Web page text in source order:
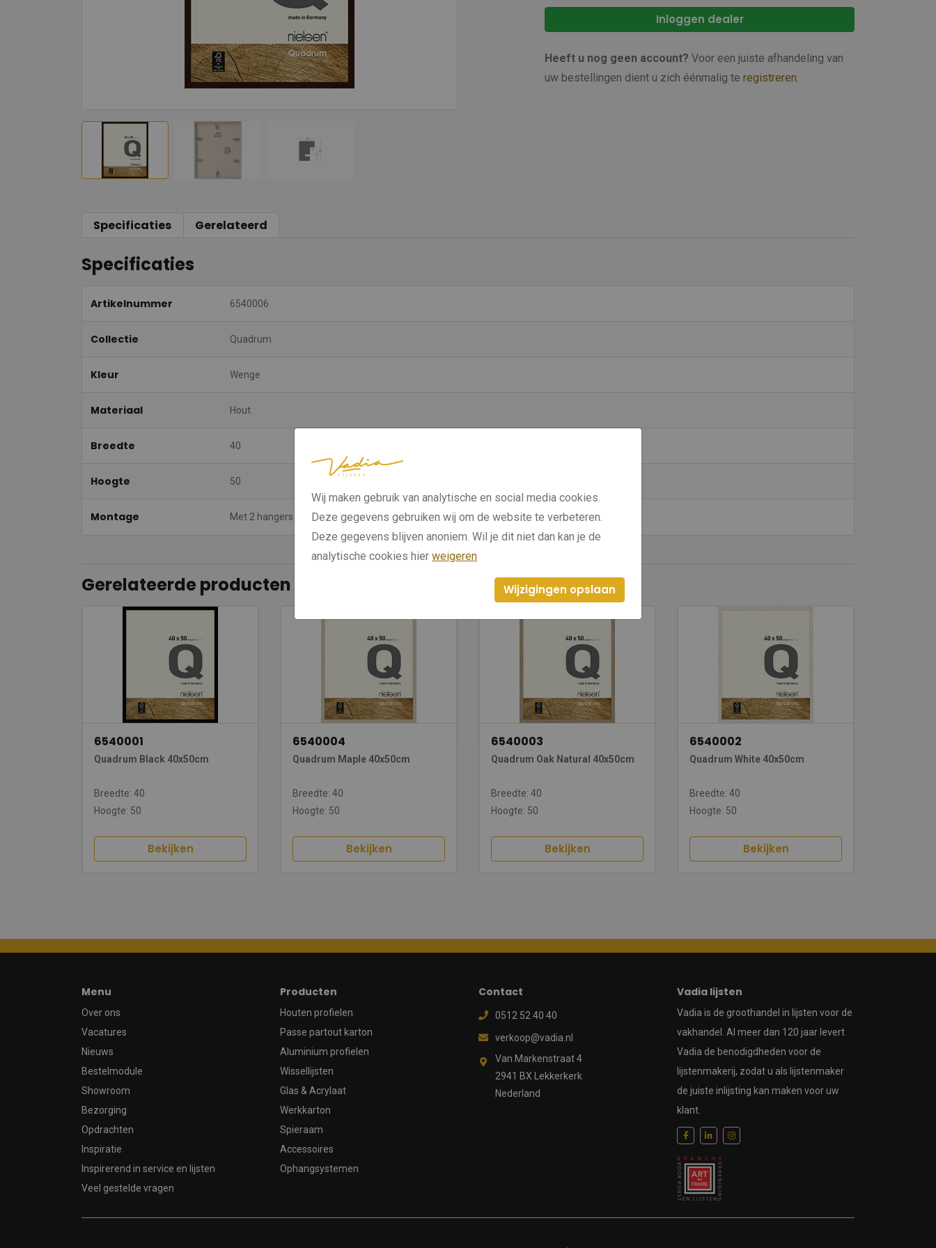
Inloggen dealer
Heeft u nog geen account? Voor een juiste afhandeling van
uw bestellingen dient u zich éénmalig te registreren.
Specificaties Gerelateerd
Specificaties
Artikelnummer 6540006
Collectie Quadrum
Kleur Wenge
Materiaal Hout
Breedte 40
Hoogte 50
Montage Met 2 hangers
Gerelateerde producten
6540001
Quadrum Black 40x50cm
Breedte: 40
Hoogte: 50
Bekijken
6540004
Quadrum Maple 40x50cm
Breedte: 40
Hoogte: 50
Bekijken
6540003
Quadrum Oak Natural 40x50cm
Breedte: 40
Hoogte: 50
Bekijken
6540002
Quadrum White 40x50cm
Breedte: 40
Hoogte: 50
Bekijken
Menu
Over ons
Vacatures
Nieuws
Bestelmodule
Showroom
Bezorging
Opdrachten
Inspiratie
Inspirerend in service en lijsten
Veel gestelde vragen
Producten
Houten profielen
Passe partout karton
Aluminium profielen
Wissellijsten
Glas & Acrylaat
Werkkarton
Spieraam
Accessoires
Ophangsystemen
Contact
0512 52 40 40
verkoop@vadia.nl
Van Markenstraat 4
2941 BX Lekkerkerk
Nederland
Vadia lijsten
Vadia is de groothandel in lijsten voor de
vakhandel. Al meer dan 120 jaar levert
Vadia de benodigdheden voor de
lijstenmakerij, zodat u als lijstenmaker
de juiste inlijsting kan maken voor uw
klant.
Wij maken gebruik van analytische en social media cookies.
Deze gegevens gebruiken wij om de website te verbeteren.
Deze gegevens blijven anoniem. Wil je dit niet dan kan je de
analytische cookies hier weigeren
Wijzigingen opslaan